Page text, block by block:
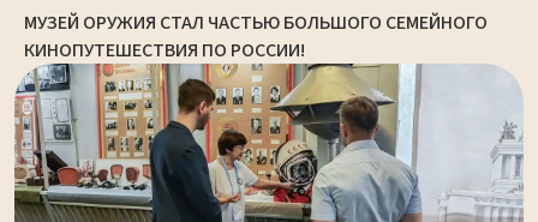
МУЗЕЙ ОРУЖИЯ СТАЛ ЧАСТЬЮ БОЛЬШОГО СЕМЕЙНОГО
КИНОПУТЕШЕСТВИЯ ПО РОССИИ!